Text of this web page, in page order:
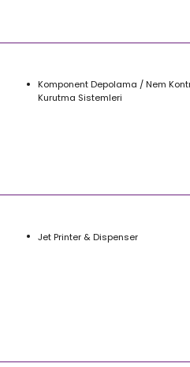
Komponent Depolama / Nem
Kurutma Sistemleri
Jet Printer & Dispenser